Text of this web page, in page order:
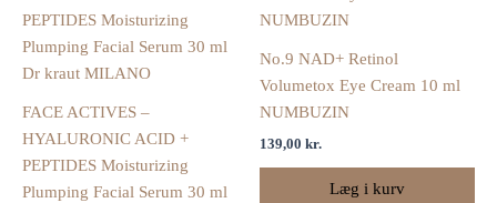
FACE ACTIVES –
HYALURONIC ACID +
PEPTIDES Moisturizing
Plumping Facial Serum 30 ml
No.9 NAD+ Retinol
Volumetox Eye Cream 10 ml
NUMBUZIN
139,00 kr.
Læg i kurv